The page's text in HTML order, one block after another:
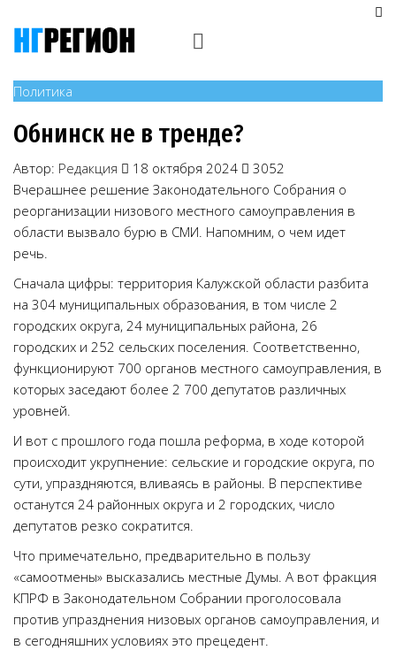
Политика
Обнинск не в тренде?
Автор: Редакция 18 октября 2024
3052
Вчерашнее решение Законодательного Собрания о
реорганизации низового местного самоуправления в
области вызвало бурю в СМИ. Напомним, о чем идет
речь.
Сначала цифры: территория Калужской области разбита
на 304 муниципальных образования, в том числе 2
городских округа, 24 муниципальных района, 26
городских и 252 сельских поселения. Соответственно,
функционируют 700 органов местного самоуправления, в
которых заседают более 2 700 депутатов различных
уровней.
И вот с прошлого года пошла реформа, в ходе которой
происходит укрупнение: сельские и городские округа, по
сути, упраздняются, вливаясь в районы. В перспективе
останутся 24 районных округа и 2 городских, число
депутатов резко сократится.
Что примечательно, предварительно в пользу
«самоотмены» высказались местные Думы. А вот фракция
КПРФ в Законодательном Собрании проголосовала
против упразднения низовых органов самоуправления, и
в сегодняшних условиях это прецедент.